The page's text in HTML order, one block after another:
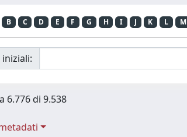
B C D E F G H I J K L M
6.776 di 9.538